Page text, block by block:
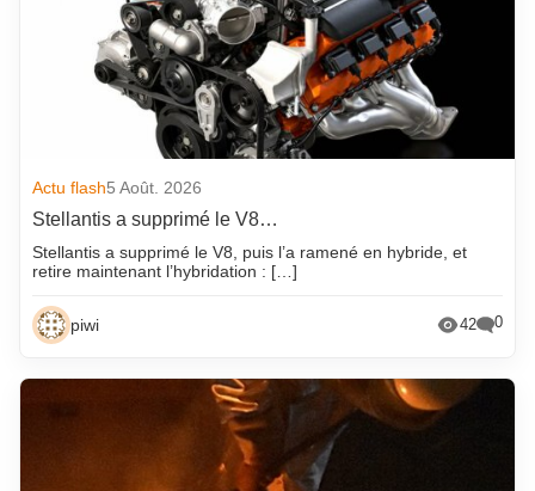
Actu flash5 Août. 2026
Stellantis a supprimé le V8…
Stellantis a supprimé le V8, puis l’a ramené en hybride, et
retire maintenant l’hybridation : […]
piwi 42 0